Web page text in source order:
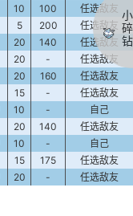
10 100
任选敌友
5 200
任选敌友
20 140
任选敌友
20 -
任选敌友
20 160
任选敌友
15 -
任选敌友
10 -
自己
20 140
任选敌友
10 -
自己
15 175
任选敌友
20 - 任选敌友
小
碎
钻